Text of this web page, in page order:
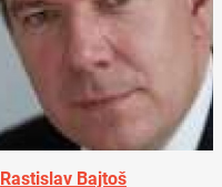
Rastislav Bajtoš